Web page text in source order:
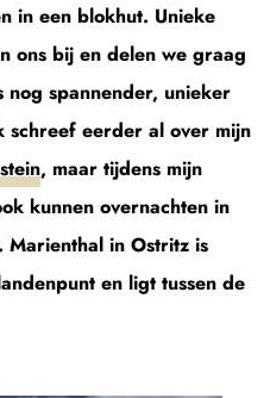
in een blokhut. Unieke
ons bij en delen we graag
nog spannender, unieker
eerder al over mijn
, maar tijdens mijn
kunnen overnachten in
Marienthal in Ostritz is
en ligt tussen de